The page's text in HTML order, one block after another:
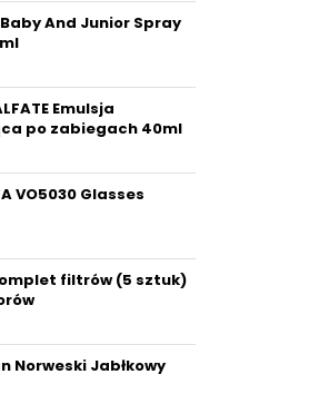
And Junior Spray
Emulsja
po zabiegach 40ml
VO5030 Glasses
filtrów (5 sztuk)
Norweski Jabłkowy